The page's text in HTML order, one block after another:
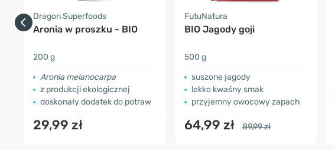
Dragon Superfoods
Aronia w proszku - BIO
200 g
Aronia melanocarpa
z produkcji ekologicznej
doskonały dodatek do potraw
29,99 zł
FutuNatura
BIO Jagody goji
500 g
suszone jagody
lekko kwaśny smak
przyjemny owocowy zapach
64,99 zł 89,99 zł